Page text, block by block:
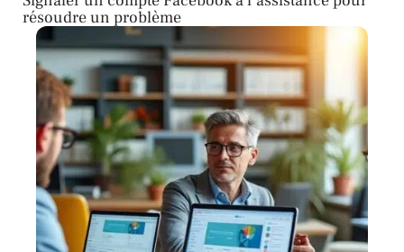
résoudre un problème